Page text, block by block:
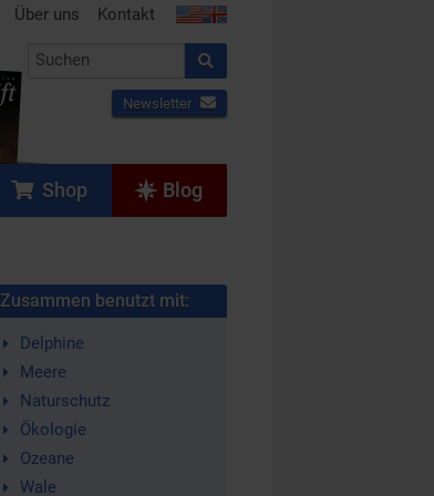
Über uns Kontakt
Newsletter
Shop Blog
Zusammen benutzt mit:
Delphine
Meere
Naturschutz
Ökologie
Ozeane
Wale